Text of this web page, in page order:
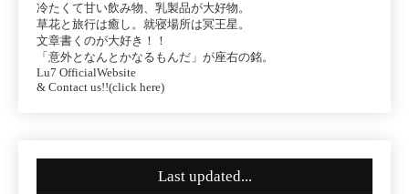
冷たくて甘い飲み物、乳製品が大好物。
草花と旅行は癒し。就寝場所は冥王星。
文章書くのが大好き！！
「意外となんとかなるもんだ」が座右の銘。
Lu7 OfficialWebsite
& Contact us!!(click here)
Last updated...